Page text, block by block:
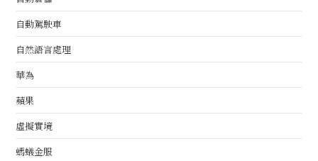
自動駕駛車
自然語言處理
華為
蘋果
虛擬實境
螞蟻金服